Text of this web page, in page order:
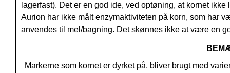
lagerfast). Det er en god ide, ved optøning, at kornet
Aurion har ikke målt enzymaktiviteten på korn, som har
anvendes til mel/bagning. Det skønnes ikke at være en
Markerne som kornet er dyrket på, bliver brugt med